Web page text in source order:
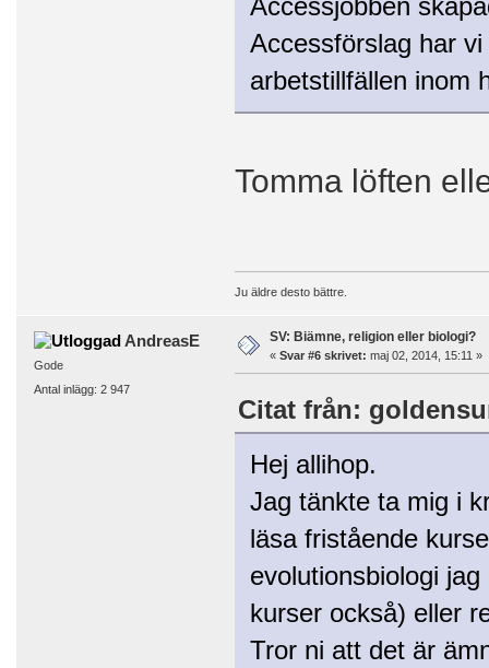
Accessförslag har
arbetstillfällen inom
Tomma löften
Ju äldre desto bättre.
AndreasE
Gode
Antal inlägg: 2 947
SV: Biämne, religion eller biologi?
« Svar #6 skrivet: maj 02, 2014, 15:11 »
Citat från:
Hej allihop.
Jag tänkte ta mig i
läsa fristående
evolutionsbiologi
kurser också) eller
Tror ni att det är